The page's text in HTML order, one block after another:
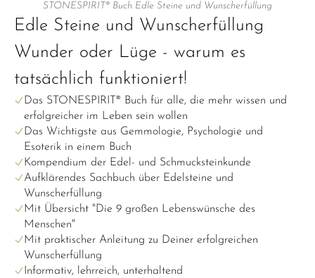
STONESPIRIT® Buch Edle Steine und Wunscherfüllung
Edle Steine und Wunscherfüllung
Wunder oder Lüge - warum es
tatsächlich funktioniert!
Das STONESPIRIT® Buch für alle, die mehr wissen und
erfolgreicher im Leben sein wollen
Das Wichtigste aus Gemmologie, Psychologie und
Esoterik in einem Buch
Kompendium der Edel- und Schmucksteinkunde
Aufklärendes Sachbuch über Edelsteine und
Wunscherfüllung
Mit Übersicht "Die 9 großen Lebenswünsche des
Menschen"
Mit praktischer Anleitung zu Deiner erfolgreichen
Wunscherfüllung
Informativ, lehrreich, unterhaltend